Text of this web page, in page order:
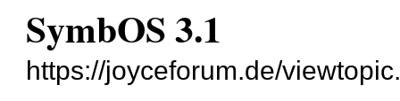
SymbOS 3.1
https://joyceforum.de/